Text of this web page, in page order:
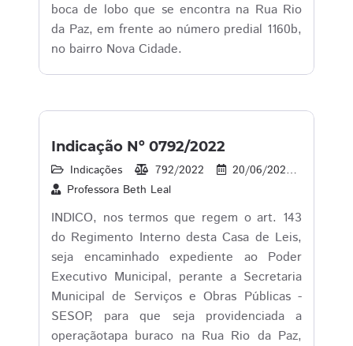
boca de lobo que se encontra na Rua Rio
da Paz, em frente ao número predial 1160b,
no bairro Nova Cidade.
Indicação Nº 0792/2022
Indicações 792/2022 20/06/2022
Professora Beth Leal
INDICO, nos termos que regem o art. 143
do Regimento Interno desta Casa de Leis,
seja encaminhado expediente ao Poder
Executivo Municipal, perante a Secretaria
Municipal de Serviços e Obras Públicas -
SESOP, para que seja providenciada a
operaçãotapa buraco na Rua Rio da Paz,